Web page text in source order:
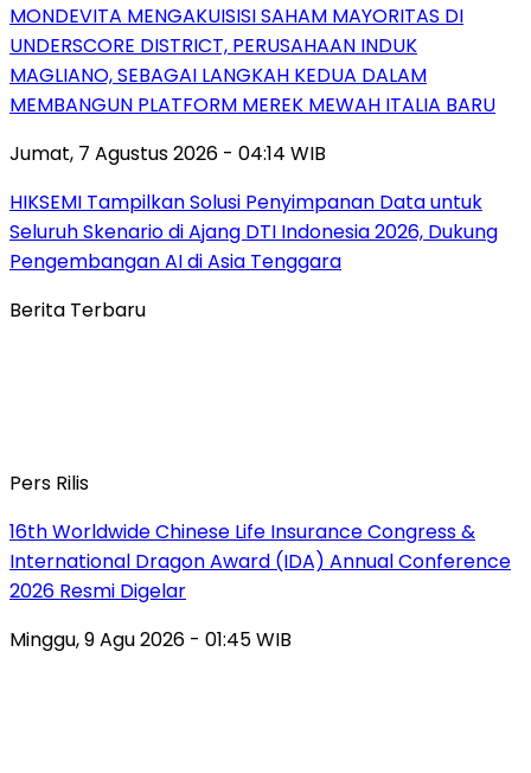
MONDEVITA MENGAKUISISI SAHAM MAYORITAS DI
UNDERSCORE DISTRICT, PERUSAHAAN INDUK
MAGLIANO, SEBAGAI LANGKAH KEDUA DALAM
MEMBANGUN PLATFORM MEREK MEWAH ITALIA BARU
Jumat, 7 Agustus 2026 - 04:14 WIB
HIKSEMI Tampilkan Solusi Penyimpanan Data untuk
Seluruh Skenario di Ajang DTI Indonesia 2026, Dukung
Pengembangan AI di Asia Tenggara
Berita Terbaru
Pers Rilis
16th Worldwide Chinese Life Insurance Congress &
International Dragon Award (IDA) Annual Conference
2026 Resmi Digelar
Minggu, 9 Agu 2026 - 01:45 WIB